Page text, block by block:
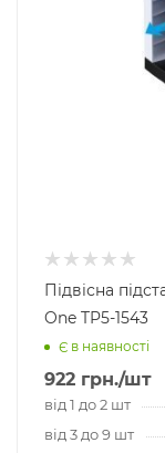
Підвісна
One TP5-1543
Є в наявності
922 грн./шт
від 1 до 2 шт
від 3 до 9 шт